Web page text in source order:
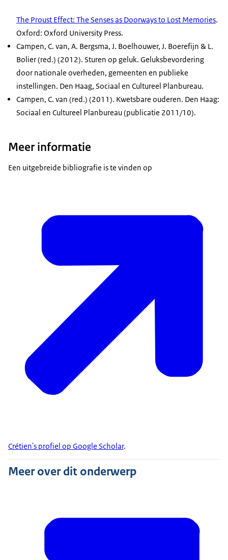
The Proust Effect: The Senses as Doorways to Lost Memories.
Oxford: Oxford University Press.
Campen, C. van, A. Bergsma, J. Boelhouwer, J. Boerefijn & L.
Bolier (red.) (2012). Sturen op geluk. Geluksbevordering
door nationale overheden, gemeenten en publieke
instellingen. Den Haag, Sociaal en Cultureel Planbureau.
Campen, C. van (red.) (2011). Kwetsbare ouderen. Den Haag:
Sociaal en Cultureel Planbureau (publicatie 2011/10).
Meer informatie
Een uitgebreide bibliografie is te vinden op
Crétien's profiel op Google Scholar.
Meer over dit onderwerp